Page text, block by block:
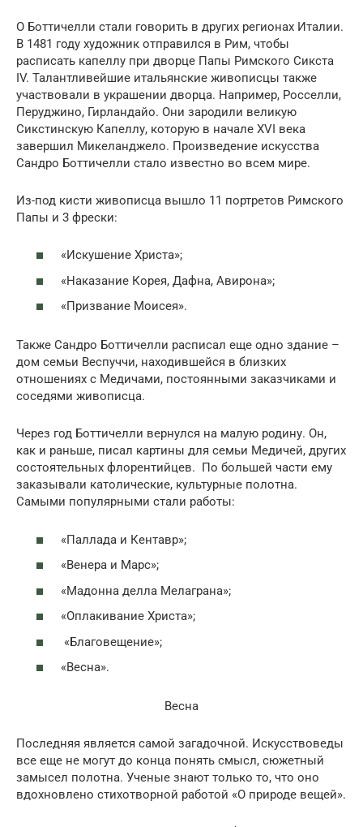
О Боттичелли стали говорить в других регионах Италии.
В 1481 году художник отправился в Рим, чтобы
расписать капеллу при дворце Папы Римского Сикста
IV. Талантливейшие итальянские живописцы также
участвовали в украшении дворца. Например, Росселли,
Перуджино, Гирландайо. Они зародили великую
Сикстинскую Капеллу, которую в начале XVI века
завершил Микеланджело. Произведение искусства
Сандро Боттичелли стало известно во всем мире.
Из-под кисти живописца вышло 11 портретов Римского
Папы и 3 фрески:
«Искушение Христа»;
«Наказание Корея, Дафна, Авирона»;
«Призвание Моисея».
Также Сандро Боттичелли расписал еще одно здание –
дом семьи Веспуччи, находившейся в близких
отношениях с Медичами, постоянными заказчиками и
соседями живописца.
Через год Боттичелли вернулся на малую родину. Он,
как и раньше, писал картины для семьи Медичей, других
состоятельных флорентийцев. По большей части ему
заказывали католические, культурные полотна.
Самыми популярными стали работы:
«Паллада и Кентавр»;
«Венера и Марс»;
«Мадонна делла Мелаграна»;
«Оплакивание Христа»;
«Благовещение»;
«Весна».
Весна
Последняя является самой загадочной. Искусствоведы
все еще не могут до конца понять смысл, сюжетный
замысел полотна. Ученые знают только то, что оно
вдохновлено стихотворной работой «О природе вещей».